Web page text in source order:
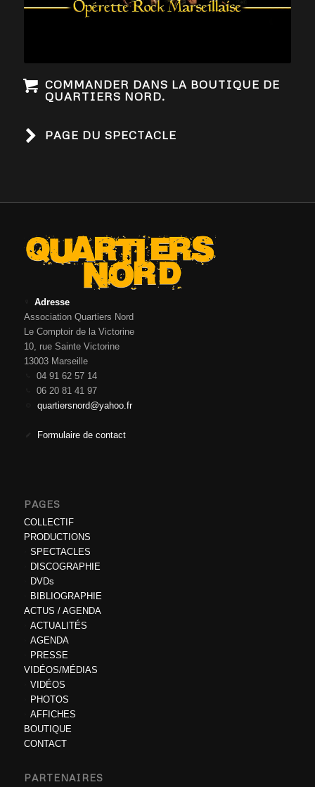
COMMANDER DANS LA BOUTIQUE DE
QUARTIERS NORD.
PAGE DU SPECTACLE
Adresse
Association Quartiers Nord
Le Comptoir de la Victorine
10, rue Sainte Victorine
13003 Marseille
04 91 62 57 14
06 20 81 41 97
quartiersnord@yahoo.fr
Formulaire de contact
PAGES
COLLECTIF
PRODUCTIONS
SPECTACLES
DISCOGRAPHIE
DVDs
BIBLIOGRAPHIE
ACTUS / AGENDA
ACTUALITÉS
AGENDA
PRESSE
VIDÉOS/MÉDIAS
VIDÉOS
PHOTOS
AFFICHES
BOUTIQUE
CONTACT
PARTENAIRES